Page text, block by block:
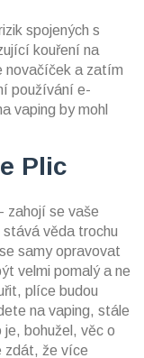
spojených s
kouření na
novačíček a zatím
používání e-
vaping by mohl
Plic
zahojí se vaše
věda trochu
samy opravovat
velmi pomalý a ne
plíce budou
na vaping, stále
bohužel, věc o
zdát, že více